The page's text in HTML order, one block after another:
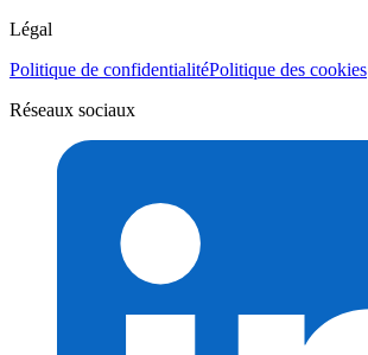
Légal
Politique de confidentialitéPolitique des cookies
Réseaux sociaux